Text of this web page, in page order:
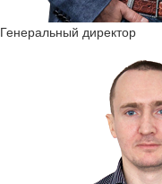
Генеральный директор